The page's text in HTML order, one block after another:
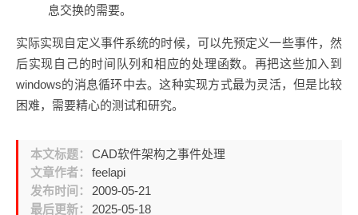
息交换的需要。
实际实现自定义事件系统的时候，可以先预定义一些事件，然
后实现自己的时间队列和相应的处理函数。再把这些加入到
windows的消息循环中去。这种实现方式最为灵活，但是比较
困难，需要精心的测试和研究。
本文标题：
CAD软件架构之事件处理
文章作者：
feelapi
发布时间：
2009-05-21
最后更新：
2025-05-18